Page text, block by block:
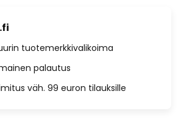
tuotemerkkivalikoima
palautus
väh. 99 euron tilauksille